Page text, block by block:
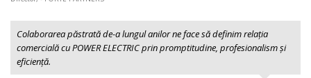
Colaborarea păstrată de-a lungul anilor ne face să definim relația
comercială cu POWER ELECTRIC prin promptitudine, profesionalism şi
eficiență.